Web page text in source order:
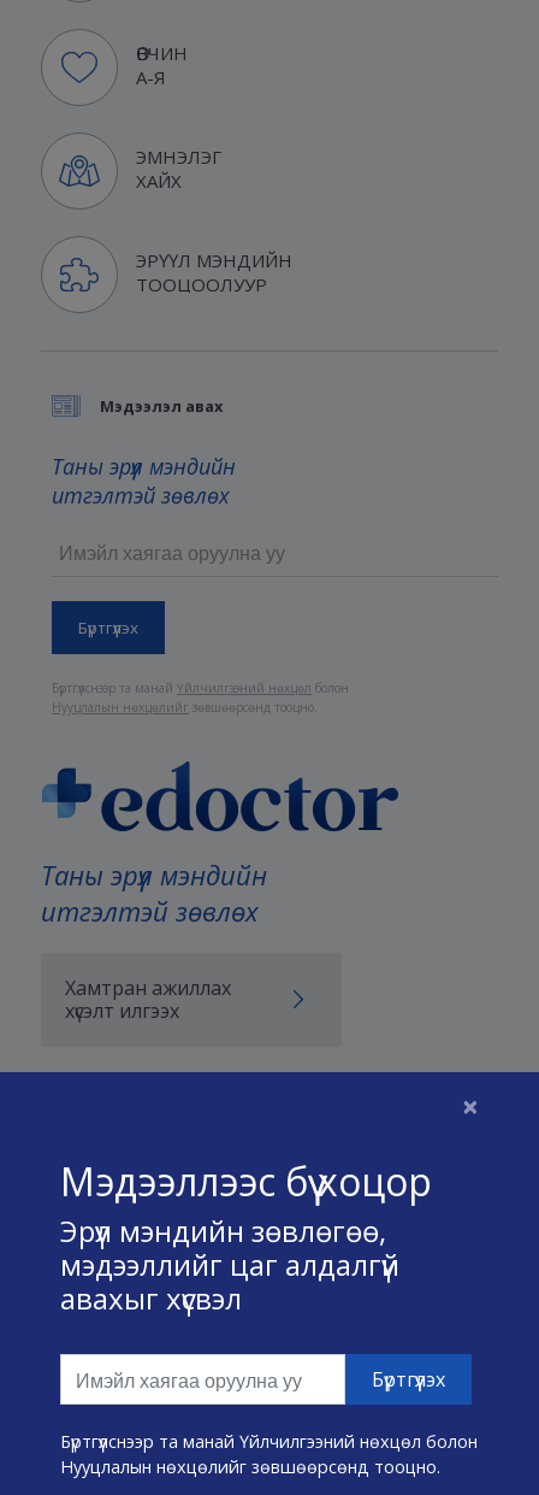
×
Мэдээллээс бүү хоцор
Эрүүл мэндийн зөвлөгөө,
мэдээллийг цаг алдалгүй
авахыг хүсвэл
Бүртгүүлснээр та манай Үйлчилгээний нөхцөл болон
Нууцлалын нөхцөлийг зөвшөөрсөнд тооцно.
ӨВЧИН
А-Я
ЭМНЭЛЭГ
ХАЙХ
ЭРҮҮЛ МЭНДИЙН
ТООЦООЛУУР
Таны эрүүл мэндийн
итгэлтэй зөвлөх
Хамтран ажиллах
хүсэлт илгээх
Үйлчилгээний нөхцөл
Нууц хадгалах тухай
Холбоо барих
Өвчин А-Я
Эмнэлэг хайх
Эрүүл мэндийн хэрэгслүүд
Мэдээлэл авах
Таны эрүүл мэндийн
итгэлтэй зөвлөх
Бүртгүүлснээр та манайҮйлчилгээний нөхцөл болон
Нууцлалын нөхцөлийг зөвшөөрсөнд тооцно.